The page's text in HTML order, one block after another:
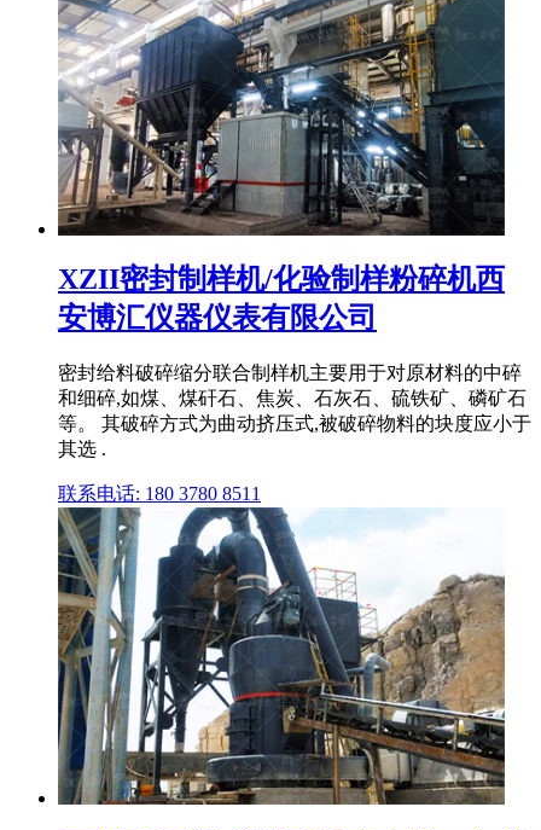
XZII密封制样机/化验制样粉碎机西
安博汇仪器仪表有限公司
密封给料破碎缩分联合制样机主要用于对原材料的中碎
和细碎,如煤、煤矸石、焦炭、石灰石、硫铁矿、磷矿石
等。 其破碎方式为曲动挤压式,被破碎物料的块度应小于
其选 .
联系电话: 180 3780 8511